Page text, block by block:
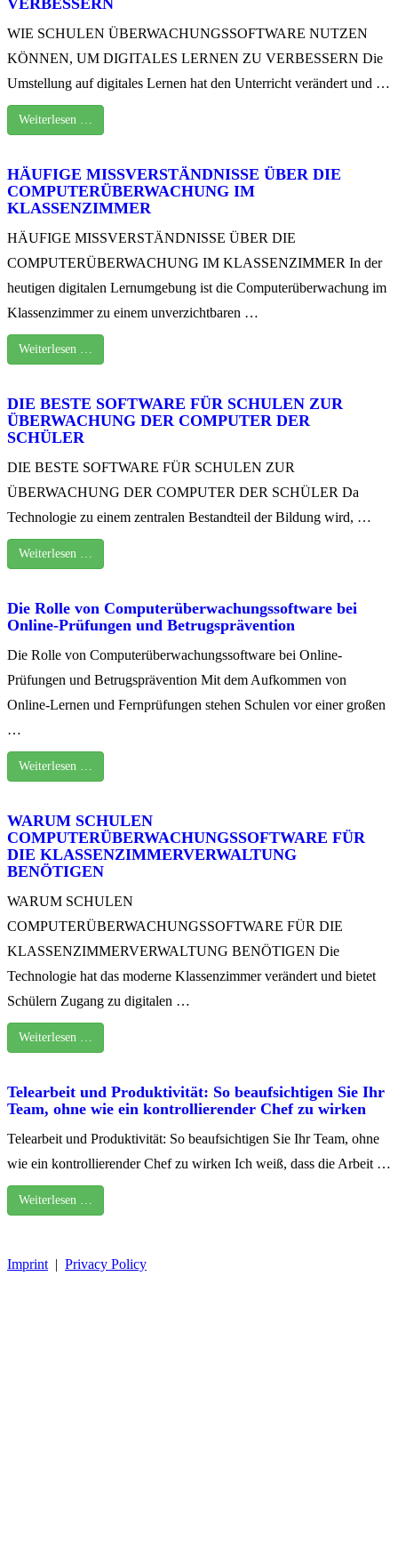
WIE SCHULEN ÜBERWACHUNGSSOFTWARE NUTZEN
KÖNNEN, UM DIGITALES LERNEN ZU VERBESSERN Die
Umstellung auf digitales Lernen hat den Unterricht verändert und …
Weiterlesen …
HÄUFIGE MISSVERSTÄNDNISSE ÜBER DIE
COMPUTERÜBERWACHUNG IM
KLASSENZIMMER
HÄUFIGE MISSVERSTÄNDNISSE ÜBER DIE
COMPUTERÜBERWACHUNG IM KLASSENZIMMER In der
heutigen digitalen Lernumgebung ist die Computerüberwachung im
Klassenzimmer zu einem unverzichtbaren …
Weiterlesen …
DIE BESTE SOFTWARE FÜR SCHULEN ZUR
ÜBERWACHUNG DER COMPUTER DER
SCHÜLER
DIE BESTE SOFTWARE FÜR SCHULEN ZUR
ÜBERWACHUNG DER COMPUTER DER SCHÜLER Da
Technologie zu einem zentralen Bestandteil der Bildung wird, …
Weiterlesen …
Die Rolle von Computerüberwachungssoftware bei
Online-Prüfungen und Betrugsprävention
Die Rolle von Computerüberwachungssoftware bei Online-
Prüfungen und Betrugsprävention Mit dem Aufkommen von
Online-Lernen und Fernprüfungen stehen Schulen vor einer großen
…
Weiterlesen …
WARUM SCHULEN
COMPUTERÜBERWACHUNGSSOFTWARE FÜR
DIE KLASSENZIMMERVERWALTUNG
BENÖTIGEN
WARUM SCHULEN
COMPUTERÜBERWACHUNGSSOFTWARE FÜR DIE
KLASSENZIMMERVERWALTUNG BENÖTIGEN Die
Technologie hat das moderne Klassenzimmer verändert und bietet
Schülern Zugang zu digitalen …
Weiterlesen …
Telearbeit und Produktivität: So beaufsichtigen Sie Ihr
Team, ohne wie ein kontrollierender Chef zu wirken
Telearbeit und Produktivität: So beaufsichtigen Sie Ihr Team, ohne
wie ein kontrollierender Chef zu wirken Ich weiß, dass die Arbeit …
Weiterlesen …
Imprint | Privacy Policy